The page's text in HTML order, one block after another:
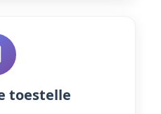
toestelle